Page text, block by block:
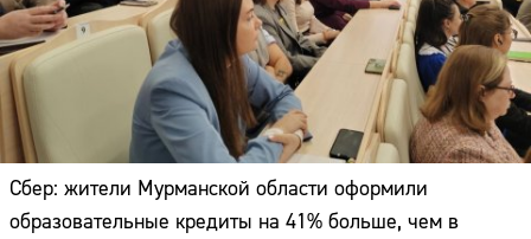
Сбер: жители Мурманской области оформили
образовательные кредиты на 41% больше, чем в